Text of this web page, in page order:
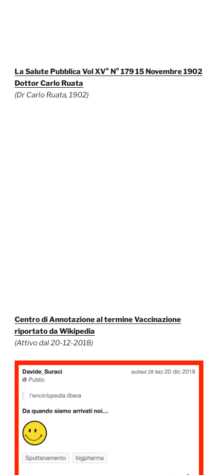
La Salute Pubblica Vol XV° N° 179 15 Novembre 1902
Dottor Carlo Ruata
(Dr Carlo Ruata, 1902)
Centro di Annotazione al termine Vaccinazione
riportato da Wikipedia
(Attivo dal 20-12-2018)